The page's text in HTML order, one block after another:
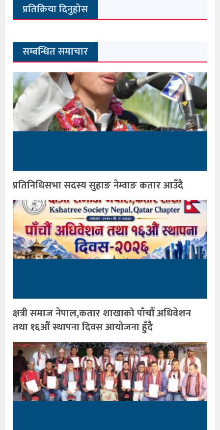
प्रतिक्रिया दिनुहोस
सम्बन्धित समाचार
प्रतिनिधिसभा सदस्य सुहाङ नेम्वाङ कतार आउँदै
क्षत्री समाज नेपाल,कतार शाखाको पाँचौँ अधिवेशन
तथा १६औँ स्थापना दिवस आयोजना हुँदै